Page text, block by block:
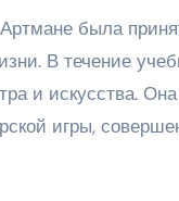
была
В течение
и искусства.
игры,